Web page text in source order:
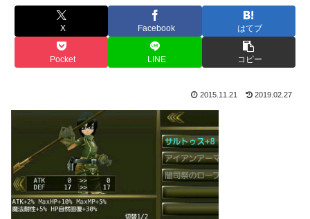
X Facebook はてブ
Pocket LINE コピー
2015.11.21 2019.02.27